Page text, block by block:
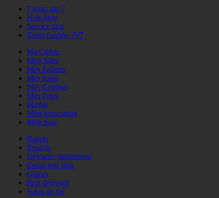
7 jours sur 7
Non-Stop
Service tard
Toute l'année, 7j/7
Ma Chérie
Mon Jules
Mes Enfants
Mes Amis
Mes Copines
Mes Potes
Mamie
Mon association
Mon boss
Bagels
Brunch
Déjeuner rapidement
Encas non stop
Glaces
Petit déjeuner
Salon de thé